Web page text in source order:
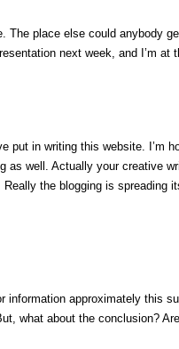
The place else could anybody
next week, and I’m at
put in writing this website. I’m
as well. Actually your creative
the blogging is spreading
information approximately this
what about the conclusion?